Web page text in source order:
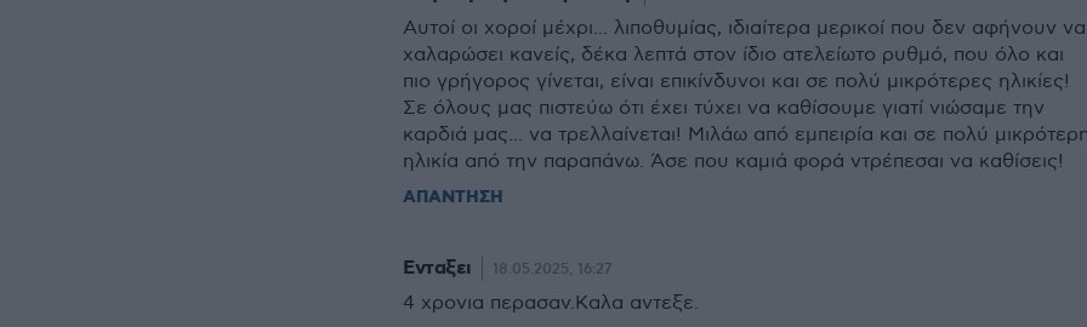
Αυτοί οι χοροί μέχρι... λιποθυμίας, ιδιαίτερα μερικοί που δεν αφήνουν να
χαλαρώσει κανείς, δέκα λεπτά στον ίδιο ατελείωτο ρυθμό, που όλο και
πιο γρήγορος γίνεται, είναι επικίνδυνοι και σε πολύ μικρότερες ηλικίες!
Σε όλους μας πιστεύω ότι έχει τύχει να καθίσουμε γιατί νιώσαμε την
καρδιά μας... να τρελλαίνεται! Μιλάω από εμπειρία και σε πολύ
ηλικία από την παραπάνω. Άσε που καμιά φορά ντρέπεσαι να καθίσεις!
ΑΠΑΝΤΗΣΗ
Ενταξει 18.05.2025, 16:27
4 χρονια περασαν.Καλα αντεξε.